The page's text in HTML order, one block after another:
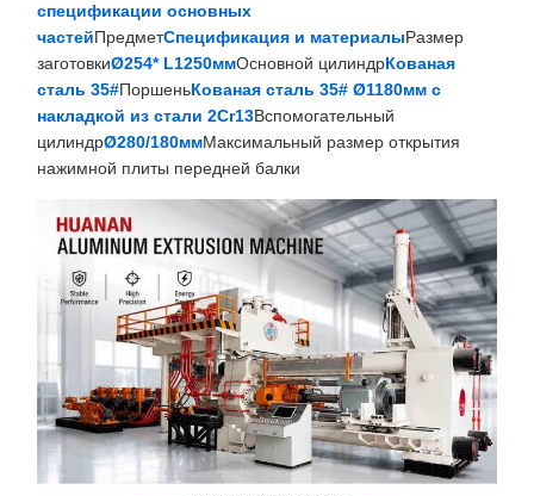
спецификации основных
частейПредметСпецификация и материалыРазмер
заготовкиØ254* L1250ммОсновной цилиндрКованая
сталь 35#ПоршеньКованая сталь 35# Ø1180мм с
накладкой из стали 2Cr13Вспомогательный
цилиндрØ280/180ммМаксимальный размер открытия
нажимной плиты передней балки